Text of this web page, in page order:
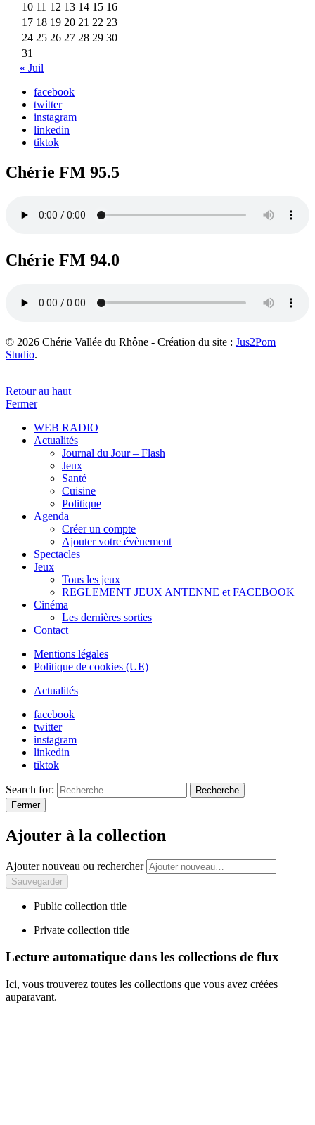
10 11 12 13 14 15 16
17 18 19 20 21 22 23
24 25 26 27 28 29 30
31
« Juil
facebook
twitter
instagram
linkedin
tiktok
Chérie FM 95.5
Chérie FM 94.0
© 2026 Chérie Vallée du Rhône - Création du site : Jus2Pom
Studio.
Retour au haut
Fermer
WEB RADIO
Actualités
Journal du Jour – Flash
Jeux
Santé
Cuisine
Politique
Agenda
Créer un compte
Ajouter votre évènement
Spectacles
Jeux
Tous les jeux
REGLEMENT JEUX ANTENNE et FACEBOOK
Cinéma
Les dernières sorties
Contact
Mentions légales
Politique de cookies (UE)
Actualités
facebook
twitter
instagram
linkedin
tiktok
Search for:
Recherche
Fermer
Ajouter à la collection
Ajouter nouveau ou rechercher
Public collection title
Private collection title
Lecture automatique dans les collections de flux
Ici, vous trouverez toutes les collections que vous avez créées
auparavant.